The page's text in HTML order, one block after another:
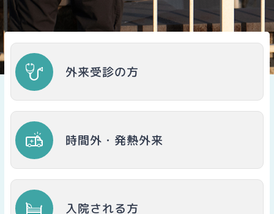
外来受診の方
時間外・発熱外来
入院される方